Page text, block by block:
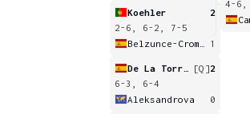
Koehler
2
2-6, 6-2, 7-5
1
[Q]2
6-3, 6-4
Aleksandrova
0
4-6,